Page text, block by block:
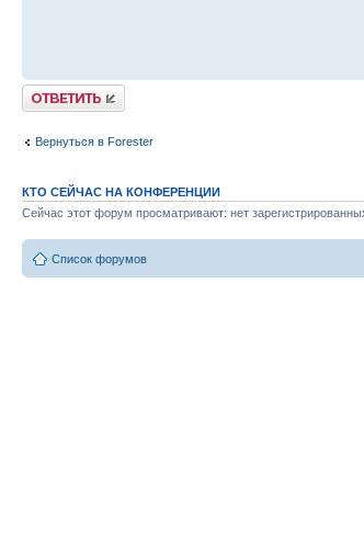
Ответить
Вернуться в Forester
КТО СЕЙЧАС НА КОНФЕРЕНЦИИ
Сейчас этот форум просматривают: нет
Список форумов